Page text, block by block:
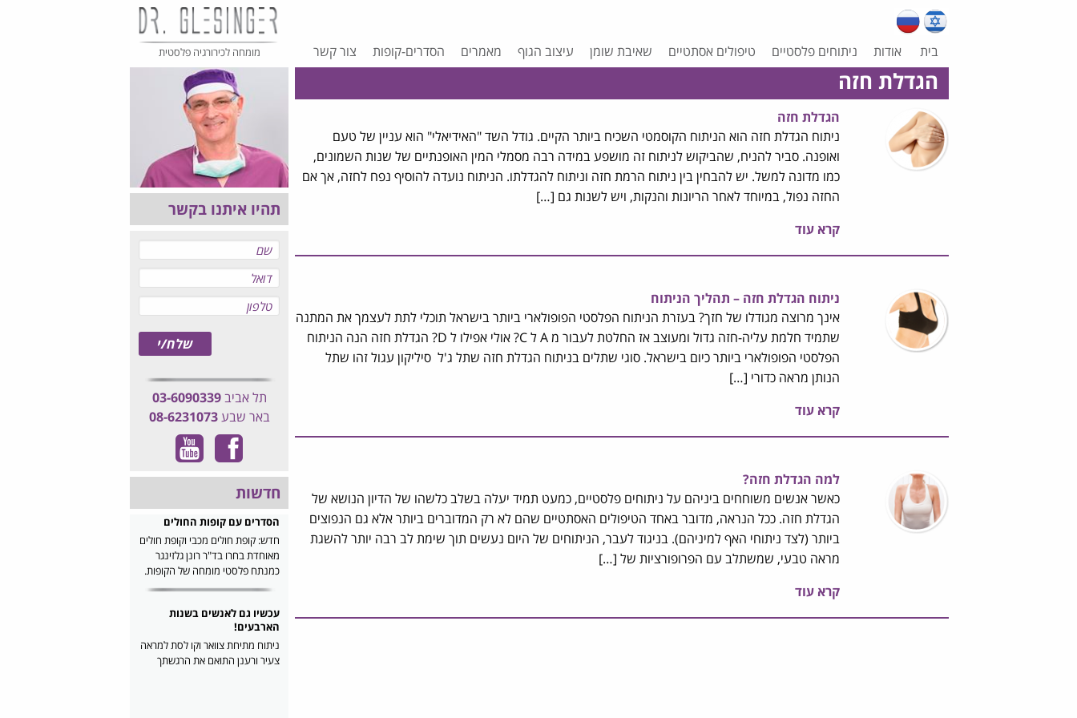
בית אודות ניתוחים פלסטיים טיפולים אסתטיים שאיבת שומן עיצוב הגוף מאמרים הסדרים-קופות צור קשר מומחה לכירורגיה פלסטית
הגדלת חזה
הגדלת חזה
ניתוח הגדלת חזה הוא הניתוח הקוסמטי השכיח ביותר הקיים. גודל השד "האידיאלי" הוא עניין של טעם
ואופנה. סביר להניח, שהביקוש לניתוח זה מושפע במידה רבה מסמלי המין האופנתיים של שנות השמונים,
כמו מדונה למשל. יש להבחין בין ניתוח הרמת חזה וניתוח להגדלתו. הניתוח נועדה להוסיף נפח לחזה, אך אם
החזה נפול, במיוחד לאחר הריונות והנקות, ויש לשנות גם […]
קרא עוד
ניתוח הגדלת חזה – תהליך הניתוח
אינך מרוצה מגודלו של חזך? בעזרת הניתוח הפלסטי הפופולארי ביותר בישראל תוכלי לתת לעצמך את המתנה
שתמיד חלמת עליה-חזה גדול ומעוצב אז החלטת לעבור מ A ל C? אולי אפילו ל D? הגדלת חזה הנה הניתוח
הפלסטי הפופולארי ביותר כיום בישראל. סוגי שתלים בניתוח הגדלת חזה שתל ג'ל סיליקון עגול זהו שתל
הנותן מראה כדורי […]
קרא עוד
למה הגדלת חזה?
כאשר אנשים משוחחים ביניהם על ניתוחים פלסטיים, כמעט תמיד יעלה בשלב כלשהו של הדיון הנושא של
הגדלת חזה. ככל הנראה, מדובר באחד הטיפולים האסתטיים שהם לא רק המדוברים ביותר אלא גם הנפוצים
ביותר (לצד ניתוחי האף למיניהם). בניגוד לעבר, הניתוחים של היום נעשים תוך שימת לב רבה יותר להשגת
מראה טבעי, שמשתלב עם הפרופורציות של […]
קרא עוד
תהיו איתנו בקשר
תל אביב03-6090339
באר שבע08-6231073
חדשות
הסדרים עם קופות החולים
חדש: קופת חולים מכבי וקופת חולים
מאוחדת בחרו בד"ר רונן גלזינגר
כמנתח פלסטי מומחה של הקופות.
עכשיו גם לאנשים בשנות
הארבעים!
ניתוח מתיחת צוואר וקו לסת למראה
צעיר ורענן התואם את הרגשתך